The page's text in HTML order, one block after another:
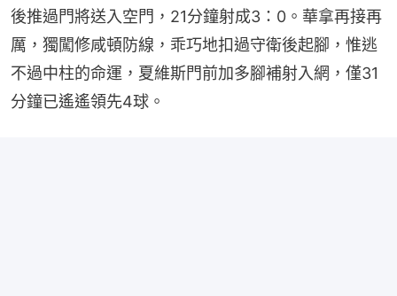
後推過門將送入空門，21分鐘射成3：0。華拿再接再
厲，獨闖修咸頓防線，乖巧地扣過守衛後起腳，惟逃
不過中柱的命運，夏維斯門前加多腳補射入網，僅31
分鐘已遙遙領先4球。